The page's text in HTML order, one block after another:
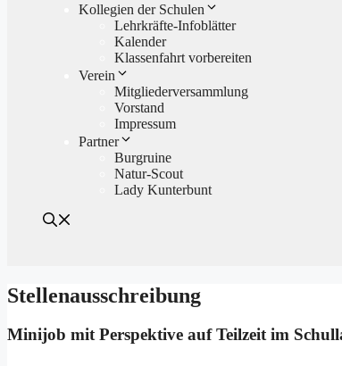
Kollegien der Schulen
Lehrkräfte-Infoblätter
Kalender
Klassenfahrt vorbereiten
Verein
Mitgliederversammlung
Vorstand
Impressum
Partner
Burgruine
Natur-Scout
Lady Kunterbunt
Stellenausschreibung
Minijob mit Perspektive auf Teilzeit im